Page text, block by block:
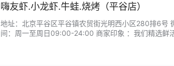
嗨友虾.小龙虾.牛蛙.烧烤（平谷店）
地址：北京平谷区平谷镇农贸街光明西小区280排6号
间：周一至周日09:00-24:00 商家印象 ：我们精选鲜